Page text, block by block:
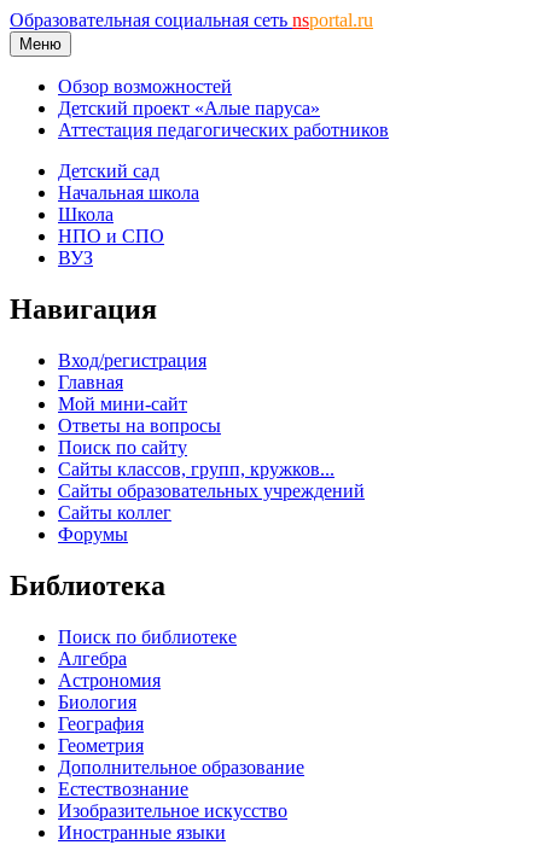
Образовательная социальная сеть nsportal.ru
Меню
Обзор возможностей
Детский проект «Алые паруса»
Аттестация педагогических работников
Детский сад
Начальная школа
Школа
НПО и СПО
ВУЗ
Навигация
Вход/регистрация
Главная
Мой мини-сайт
Ответы на вопросы
Поиск по сайту
Сайты классов, групп, кружков...
Сайты образовательных учреждений
Сайты коллег
Форумы
Библиотека
Поиск по библиотеке
Алгебра
Астрономия
Биология
География
Геометрия
Дополнительное образование
Естествознание
Изобразительное искусство
Иностранные языки